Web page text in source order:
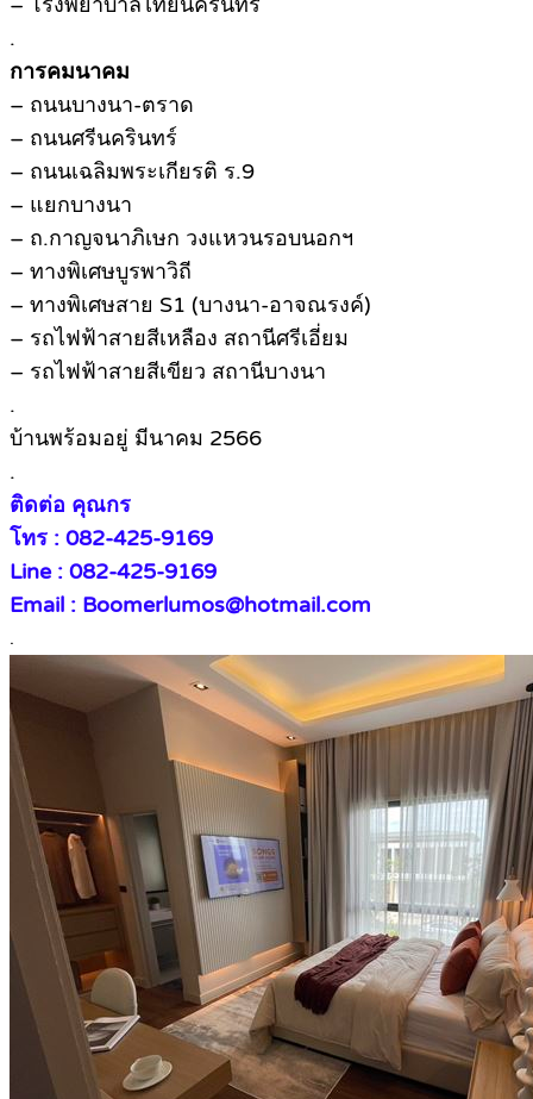
.
การคมนาคม
– ถนนบางนา-ตราด
– ถนนศรีนครินทร์
– ถนนเฉลิมพระเกียรติ ร.9
– แยกบางนา
– ถ.กาญจนาภิเษก วงแหวนรอบนอกฯ
– ทางพิเศษบูรพาวิถี
– ทางพิเศษสาย S1 (บางนา-อาจณรงค์)
– รถไฟฟ้าสายสีเหลือง สถานีศรีเอี่ยม
– รถไฟฟ้าสายสีเขียว สถานีบางนา
.
บ้านพร้อมอยู่ มีนาคม 2566
.
ติดต่อ คุณกร
โทร : 082-425-9169
Line : 082-425-9169
Email : Boomerlumos@hotmail.com
.